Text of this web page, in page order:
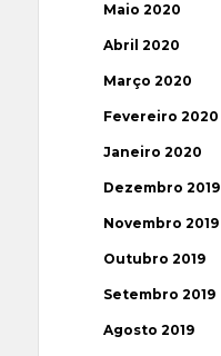
Maio 2020
Abril 2020
Março 2020
Fevereiro 2020
Janeiro 2020
Dezembro 2019
Novembro 2019
Outubro 2019
Setembro 2019
Agosto 2019